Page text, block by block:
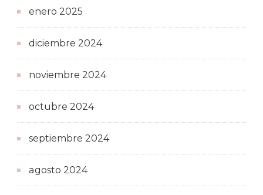
enero 2025
diciembre 2024
noviembre 2024
octubre 2024
septiembre 2024
agosto 2024